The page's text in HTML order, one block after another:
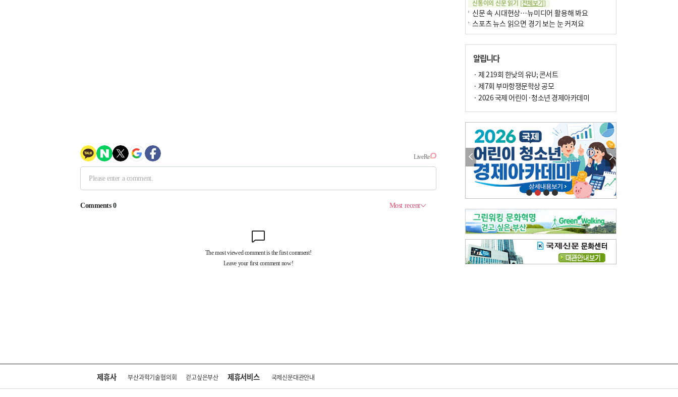
신통이의 신문 읽기 [전체보기]
신문 속 시대현상…뉴미디어 활용해 봐요
스포츠 뉴스 읽으면 경기 보는 눈 커져요
구·군 승진 축하화분 관행 없애자니 소상공인 울상
팩트체크[전체보기]
의령 한우산 털중나리
한 손 뉴스[전체보기]
시민이 개발한 폭염 대응 앱 ‘그늘로’ 길안내 지도 등 인기
골목 맛집 발굴 고메 셀렉션…부산시, 페스티벌 시월 연계
오늘의 날씨-[전체보기]
오늘의 날씨- 2026년 8월 7일
오늘의 날씨- 2026년 8월 6일
우리 결혼해요-[전체보기]
우리 결혼해요- 김홍윤·정세빈 커플
알립니다
· 제 219회 한낮의 유U; 콘서트
· 제7회 부마항쟁문학상 공모
· 2026 국제 어린이·청소년 경제아카데미
제휴사 부산과학기술협의회 걷고싶은부산 제휴서비스 국제신문대관안내